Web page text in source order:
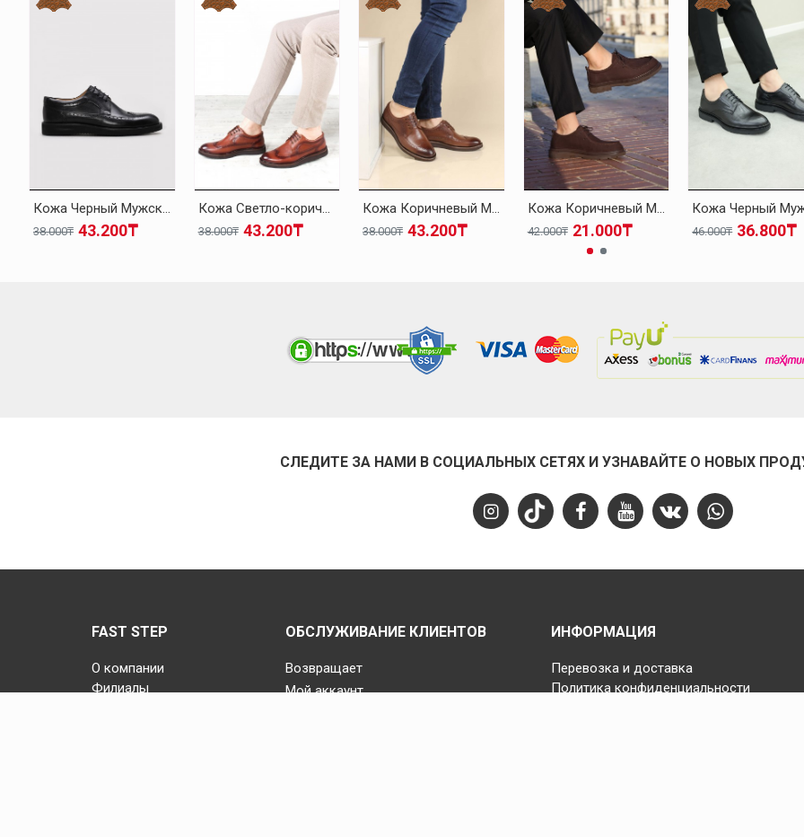
Кожа Черный Мужская Классическая Обувь 095MA4051-1
43.200₸
38.000₸
Кожа Светло-коричневый Мужская Классическая Обувь 095MA4051-1
43.200₸
38.000₸
Кожа Коричневый Мужская Классическая Обувь 095MA4051-1
43.200₸
38.000₸
Кожа Коричневый Мужская Классическая Обувь 126MA1005
21.000₸
42.000₸ 36.800₸
46.000₸
СЛЕДИТЕ ЗА НАМИ В СОЦИАЛЬНЫХ СЕТЯХ И УЗНАВАЙТЕ О НОВЫХ
FAST STEP
О компании
Филиалы
ОБСЛУЖИВАНИЕ КЛИЕНТОВ
Возвращает
Мой аккаунт
ИНФОРМАЦИЯ
Перевозка и доставка
Политика конфиденциальности